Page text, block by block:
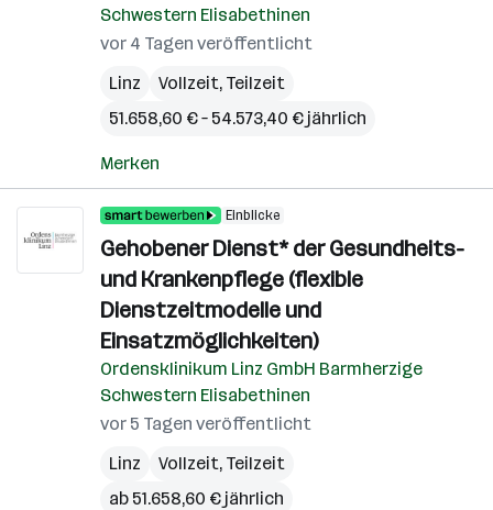
Schwestern Elisabethinen
vor 4 Tagen veröffentlicht
Linz
Vollzeit, Teilzeit
51.658,60 € – 54.573,40 € jährlich
Merken
Einblicke
Gehobener Dienst* der Gesundheits-
und Krankenpflege (flexible
Dienstzeitmodelle und
Einsatzmöglichkeiten)
Ordensklinikum Linz GmbH Barmherzige
Schwestern Elisabethinen
vor 5 Tagen veröffentlicht
Linz
Vollzeit, Teilzeit
ab 51.658,60 € jährlich